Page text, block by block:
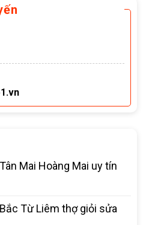
Mai Hoàng Mai uy tín
Từ Liêm thợ giỏi sửa